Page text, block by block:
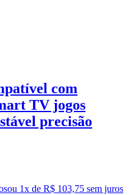
com
TV jogos
precisão
ou 1x de R$ 103,75 sem juros